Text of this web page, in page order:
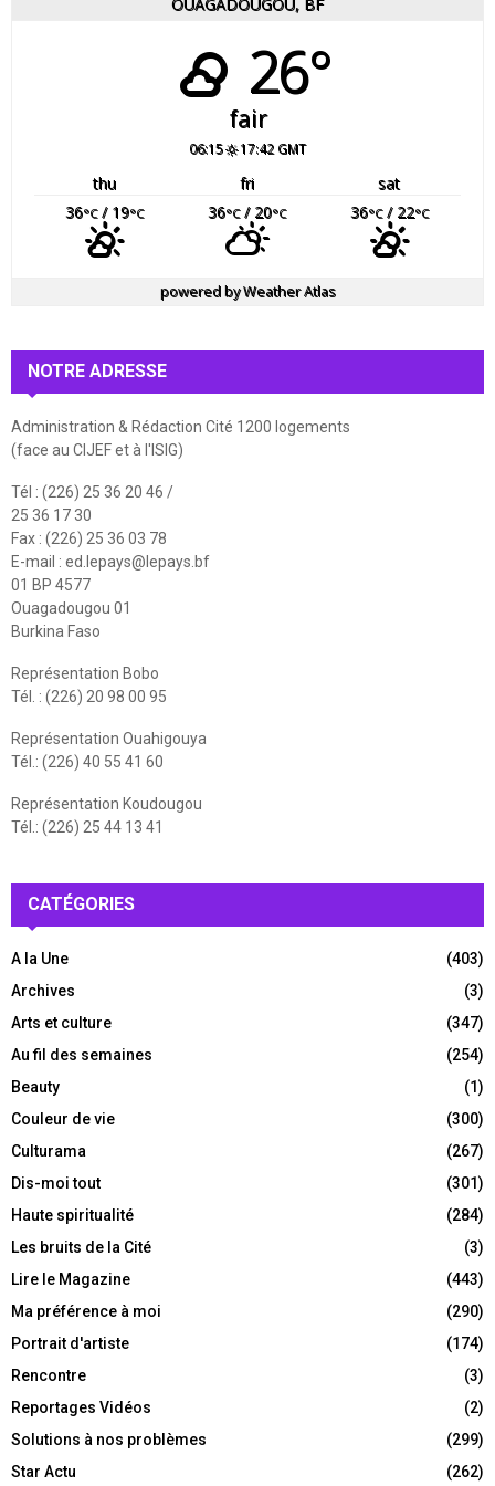
26°
fair
06:15 17:42 GMT
thu fri
sat
36°C/ 19°C 36°C/ 20°C 36°C/ 22°C
powered byWeather Atlas
NOTRE ADRESSE
Administration & Rédaction Cité 1200 logements
(face au CIJEF et à l'ISIG)
Tél : (226) 25 36 20 46 /
25 36 17 30
Fax : (226) 25 36 03 78
E-mail : ed.lepays@lepays.bf
01 BP 4577
Ouagadougou 01
Burkina Faso
Représentation Bobo
Tél. : (226) 20 98 00 95
Représentation Ouahigouya
Tél.: (226) 40 55 41 60
Représentation Koudougou
Tél.: (226) 25 44 13 41
CATÉGORIES
A la Une
(403)
Archives
(3)
Arts et culture
(347)
Au fil des semaines
(254)
Beauty
(1)
Couleur de vie
(300)
Culturama
(267)
Dis-moi tout
(301)
Haute spiritualité
(284)
Les bruits de la Cité
(3)
Lire le Magazine
(443)
Ma préférence à moi
(290)
Portrait d'artiste
(174)
Rencontre
(3)
Reportages Vidéos
(2)
Solutions à nos problèmes
(299)
Star Actu
(262)